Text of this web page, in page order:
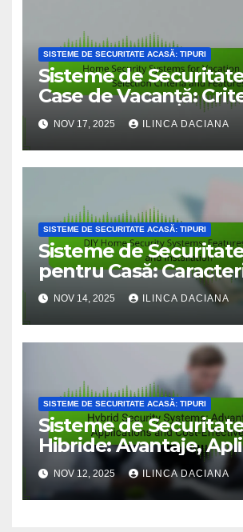
SISTEME DE SECURITATE ACASĂ: TIPURI
Sisteme de
Case de Vacanță:
Selecție și
NOV 17, 2025 ILINCA DACIANA
SISTEME DE SECURITATE ACASĂ: TIPURI
Sisteme de
pentru Casă:
Costuri și Instalare
NOV 14, 2025 ILINCA DACIANA
SISTEME DE SECURITATE ACASĂ: TIPURI
Sisteme de
Hibride: Avantaje,
Rentabilitate
NOV 12, 2025 ILINCA DACIANA